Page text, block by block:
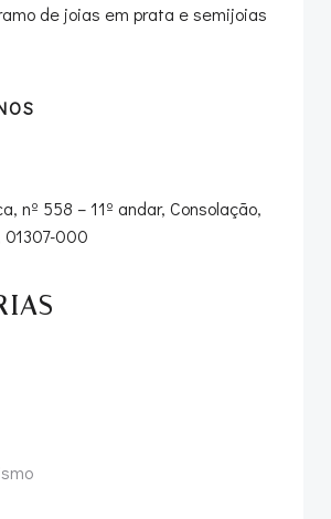
de joias em prata e semijoias
nº 558 – 11º andar, Consolação,
01307-000